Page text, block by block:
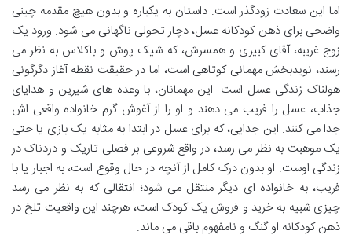
اما این سعادت زودگذر است. داستان به یکباره و بدون هیچ مقدمه چینی
واضحی برای ذهن کودکانه عسل، دچار تحولی ناگهانی می شود. ورود یک
زوج غریبه، آقای کبیری و همسرش، که شیک پوش و باکلاس به نظر می
رسند، نویدبخش مهمانی کوتاهی است، اما در حقیقت نقطه آغاز دگرگونی
هولناک زندگی عسل است. این مهمانان، با وعده های شیرین و هدایای
جذاب، عسل را فریب می دهند و او را از آغوش گرم خانواده واقعی اش
جدا می کنند. این جدایی، که برای عسل در ابتدا به مثابه یک بازی یا حتی
یک موهبت به نظر می رسد، در واقع شروعی بر فصلی تاریک و دردناک در
زندگی اوست. او بدون درک کامل از آنچه در حال وقوع است، به اجبار یا با
فریب، به خانواده ای دیگر منتقل می شود؛ انتقالی که به نظر می رسد
چیزی شبیه به خرید و فروش یک کودک است، هرچند این واقعیت تلخ در
ذهن کودکانه او گنگ و نامفهوم باقی می ماند.